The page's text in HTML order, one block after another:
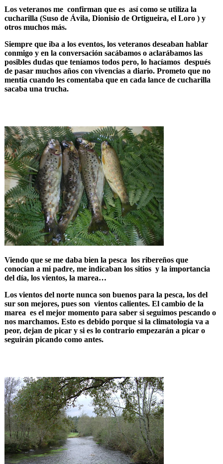
Los veteranos me confirman que es así como se utiliza la
cucharilla (Suso de Ávila, Dionisio de Ortigueira, el Loro ) y
otros muchos más.
Siempre que iba a los eventos, los veteranos deseaban hablar
conmigo y en la conversación sacábamos o aclarábamos las
posibles dudas que teníamos todos pero, lo hacíamos después
de pasar muchos años con vivencias a diario. Prometo que no
mentía cuando les comentaba que en cada lance de cucharilla
sacaba una trucha.
Viendo que se me daba bien la pesca los ribereños que
conocían a mi padre, me indicaban los sitios y la importancia
del día, los vientos, la marea…
Los vientos del norte nunca son buenos para la pesca, los del
sur son mejores, pues son vientos calientes. El cambio de la
marea es el mejor momento para saber si seguimos pescando o
nos marchamos. Esto es debido porque si la climatología va a
peor, dejan de picar y si es lo contrario empezarán a picar o
seguirán picando como antes.